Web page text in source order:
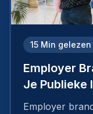
15 Min gelezen
Employer
Je Publieke
Employer